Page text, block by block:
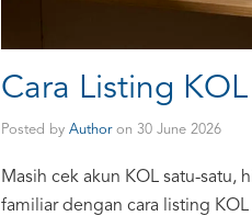
Cara Listing
Posted by Author on 30 June 2026
Masih cek akun KOL satu-satu,
familiar dengan cara listing